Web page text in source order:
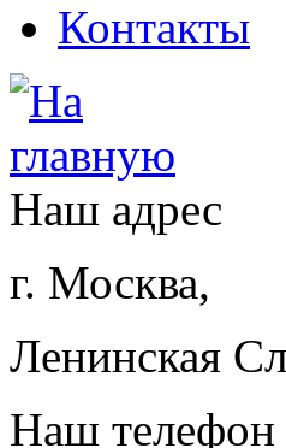
Контакты
Наш адрес
г. Москва,
Ленинская
Наш телефон